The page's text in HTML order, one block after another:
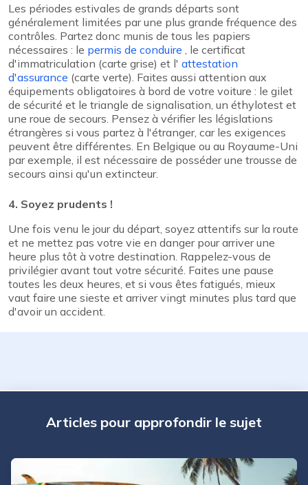
Les périodes estivales de grands départs sont
généralement limitées par une plus grande fréquence des
contrôles. Partez donc munis de tous les papiers
nécessaires : le permis de conduire , le certificat
d'immatriculation (carte grise) et l' attestation
d'assurance (carte verte). Faites aussi attention aux
équipements obligatoires à bord de votre voiture : le gilet
de sécurité et le triangle de signalisation, un éthylotest et
une roue de secours. Pensez à vérifier les législations
étrangères si vous partez à l'étranger, car les exigences
peuvent être différentes. En Belgique ou au Royaume-Uni
par exemple, il est nécessaire de posséder une trousse de
secours ainsi qu'un extincteur.
4. Soyez prudents !
Une fois venu le jour du départ, soyez attentifs sur la route
et ne mettez pas votre vie en danger pour arriver une
heure plus tôt à votre destination. Rappelez-vous de
privilégier avant tout votre sécurité. Faites une pause
toutes les deux heures, et si vous êtes fatigués, mieux
vaut faire une sieste et arriver vingt minutes plus tard que
d'avoir un accident.
Articles pour approfondir le sujet